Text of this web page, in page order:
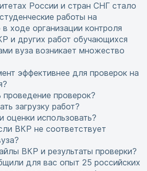
России и стран СНГ стало
работы на
ходе организации контроля
и других работ обучающихся
вуза возникает множество
эффективнее для проверок на
проведение проверок?
загрузку работ?
оценки использовать?
ВКР не соответствует
ВКР и результаты проверки?
для вас опыт 25 российских